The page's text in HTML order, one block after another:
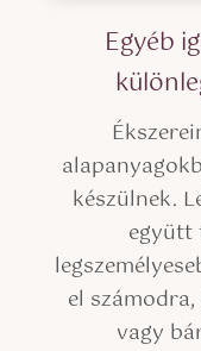
Egyéb
készülnek.
együtt
el
vagy